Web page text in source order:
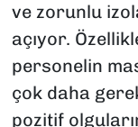
ve zorunlu
açıyor.
personelin
çok daha
pozitif